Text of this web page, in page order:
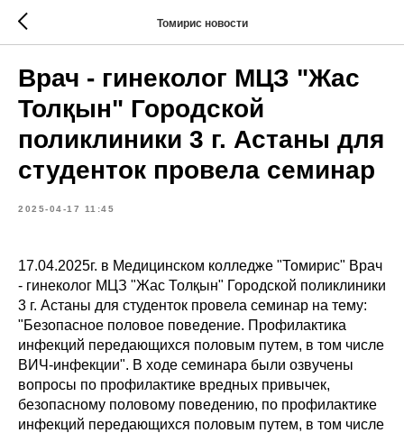
Томирис новости
Врач - гинеколог МЦЗ "Жас
Толқын" Городской
поликлиники 3 г. Астаны для
студенток провела семинар
2025-04-17 11:45
17.04.2025г. в Медицинском колледже "Томирис" Врач
- гинеколог МЦЗ "Жас Толқын" Городской поликлиники
3 г. Астаны для студенток провела семинар на тему:
"Безопасное половое поведение. Профилактика
инфекций передающихся половым путем, в том числе
ВИЧ-инфекции". В ходе семинара были озвучены
вопросы по профилактике вредных привычек,
безопасному половому поведению, по профилактике
инфекций передающихся половым путем, в том числе